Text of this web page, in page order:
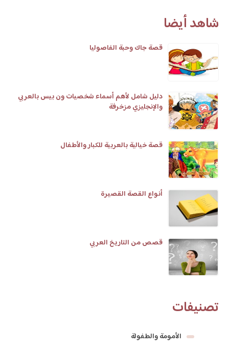
شاهد أيضا
قصة جاك وحبة الفاصوليا
دليل شامل لأهم أسماء شخصيات ون بيس بالعربي
والإنجليزي مزخرفة
قصة خيالية بالعربية للكبار والأطفال
أنواع القصة القصيرة
قصص من التاريخ العربي
تصنيفات
الأمومة والطفولة